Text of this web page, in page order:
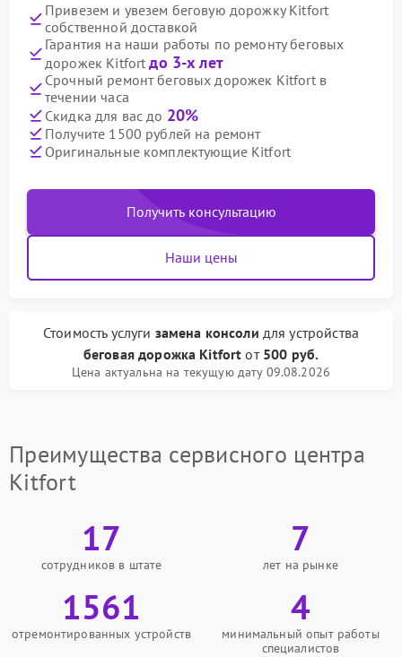
Привезем и увезем беговую дорожку Kitfort
собственной доставкой
Гарантия на наши работы по ремонту беговых
дорожек Kitfortдо 3-х лет
Срочный ремонт беговых дорожек Kitfort в
течении часа
Скидка для вас до 20%
Получите 1500 рублей на ремонт
Оригинальные комплектующие Kitfort
Получить консультацию
Наши цены
Стоимость услуги замена консоли для устройства
беговая дорожка Kitfort от 500 руб.
Цена актуальна на текущую дату 09.08.2026
Преимущества сервисного центра
Kitfort
17
сотрудников в штате
7
лет на рынке
1561
отремонтированных устройств
4
минимальный опыт работы
специалистов